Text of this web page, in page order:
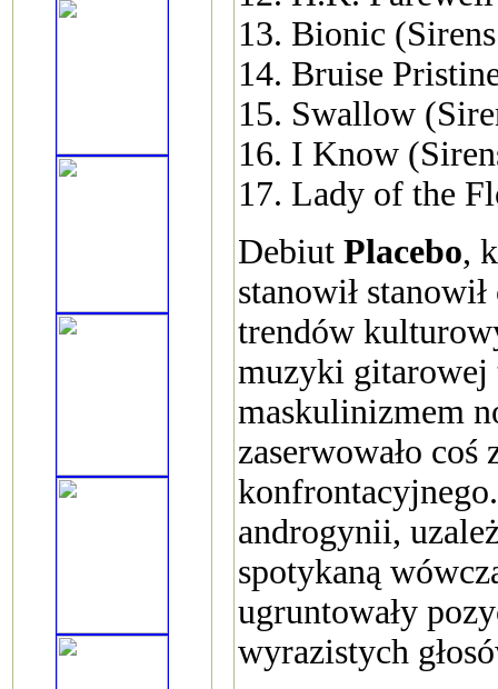
13. Bionic
14. Bruise
15. Swallow
16. I Know
17. Lady of the
Debiut Placebo,
stanowił
trendów
muzyki gitarowej
maskulinizmem
zaserwowało
androgynii,
spotykaną
ugruntowały
wyrazistych